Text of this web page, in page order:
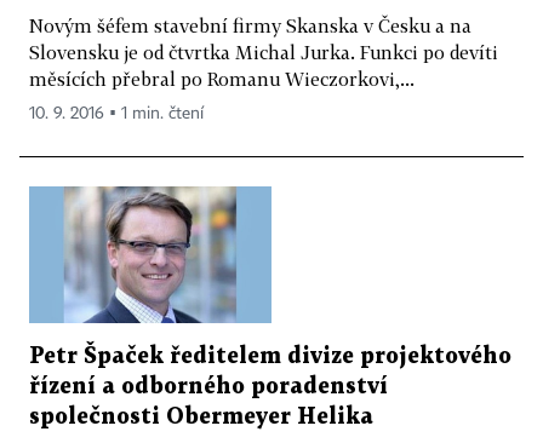
Novým šéfem stavební firmy Skanska v Česku a na
Slovensku je od čtvrtka Michal Jurka. Funkci po devíti
měsících přebral po Romanu Wieczorkovi,...
10. 9. 2016 ▪ 1 min. čtení
Petr Špaček ředitelem divize projektového
řízení a odborného poradenství
společnosti Obermeyer Helika